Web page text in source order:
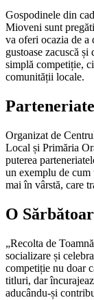
Gospodinele din
Mioveni sunt
va oferi ocazia de a
gustoase zacuscă
simplă competiție,
comunității locale.
Organizat de
Local și Primăria
puterea
un exemplu de
mai în vârstă, care
O
„Recolta de
socializare și
competiție nu doar
titluri, dar
aducându-și